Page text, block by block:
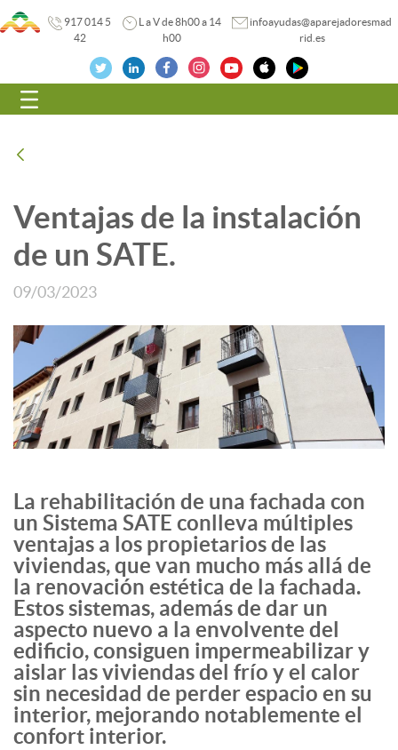
917 014 5
42
L a V de 8h00 a 14
h00
infoayudas@aparejadoresmad
rid.es
Navegación
Ventajas de la instalación
de un SATE.
09/03/2023
La rehabilitación de una fachada con
un Sistema SATE conlleva múltiples
ventajas a los propietarios de las
viviendas, que van mucho más allá de
la renovación estética de la fachada.
Estos sistemas, además de dar un
aspecto nuevo a la envolvente del
edificio, consiguen impermeabilizar y
aislar las viviendas del frío y el calor
sin necesidad de perder espacio en su
interior, mejorando notablemente el
confort interior.